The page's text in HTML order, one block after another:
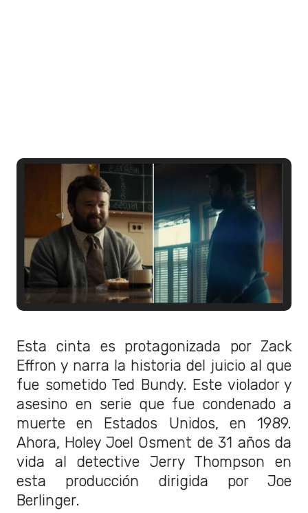
Esta cinta es protagonizada por Zack
Effron y narra la historia del juicio al que
fue sometido Ted Bundy. Este violador y
asesino en serie que fue condenado a
muerte en Estados Unidos, en 1989.
Ahora, Holey Joel Osment de 31 años da
vida al detective Jerry Thompson en
esta producción dirigida por Joe
Berlinger.